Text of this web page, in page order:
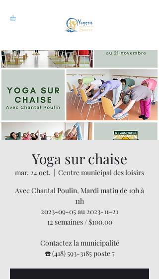
Yoga sur chaise
mar. 24 oct.
  |
Centre municipal des loisirs
Avec Chantal Poulin, Mardi matin de 10h à
11h
2023-09-05 au 2023-11-21
12 semaines / $100.00
Contactez la municipalité
☎️ (418) 593-3185 poste 7